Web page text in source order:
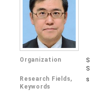
Organization
Research Fields,
Keywords